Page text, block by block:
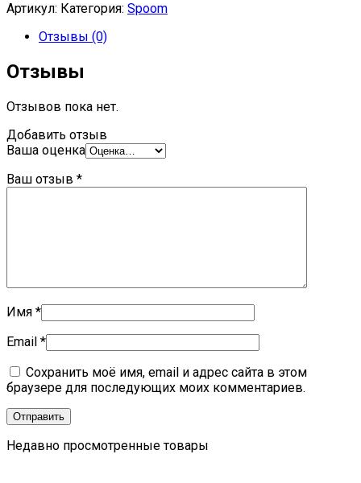
Артикул: Категория: Spoom
Отзывы (0)
Отзывы
Отзывов пока нет.
Добавить отзыв
Ваша оценка
Ваш отзыв *
Имя *
Email *
Сохранить моё имя, email и адрес сайта в этом
браузере для последующих моих комментариев.
Недавно просмотренные товары